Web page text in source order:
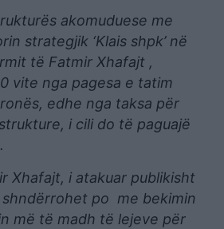
akomuduese me
strategjik ‘Klais shpk’ në
të Fatmir Xhafajt ,
vite nga pagesa e tatim
edhe nga taksa për
i cili do të paguajë
Xhafajt, i atakuar publikisht
po me bekimin
më të madh të lejeve për